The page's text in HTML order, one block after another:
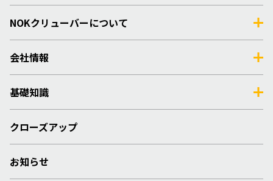
NOKクリューバーについて
会社情報
基礎知識
クローズアップ
お知らせ